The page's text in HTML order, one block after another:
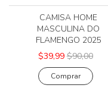
CAMISA HOME
MASCULINA DO
FLAMENGO 2025
$39,99 $90,00
Comprar